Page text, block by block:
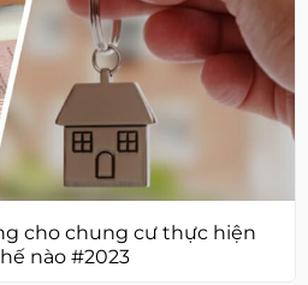
cho chung cư thực hiện
nào #2023